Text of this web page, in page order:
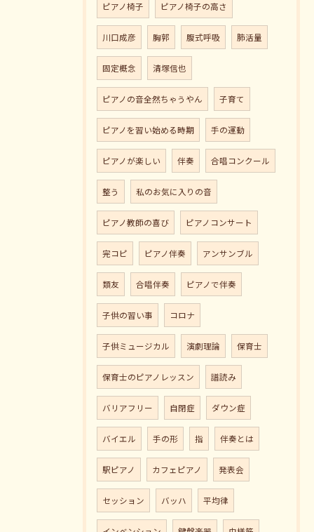
ピアノ椅子 ピアノ椅子の高さ
川口成彦 胸郭 腹式呼吸 肺活量
固定概念 清塚信也
ピアノの音全然ちゃうやん 子育て
ピアノを習い始める時期 手の運動
ピアノが楽しい 伴奏 合唱コンクール
整う 私のお気に入りの音
ピアノ教師の喜び ピアノコンサート
完コピ ピアノ伴奏 アンサンブル
類友 合唱伴奏 ピアノで伴奏
子供の習い事 コロナ
子供ミュージカル 演劇理論 保育士
保育士のピアノレッスン 譜読み
バリアフリー 自閉症 ダウン症
バイエル 手の形 指 伴奏とは
駅ピアノ カフェピアノ 発表会
セッション バッハ 平均律